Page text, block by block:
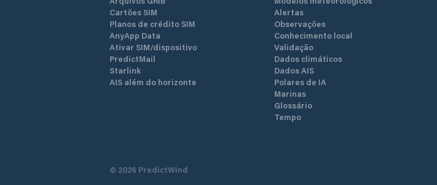
Cartões SIM
Planos de crédito SIM
AnyApp Data
Ativar SIM/dispositivo
PredictMail
Starlink
AIS além do horizonte
Alertas
Observações
Conhecimento local
Validação
Dados climáticos
Dados AIS
Polares de IA
Marinas
Glossário
Tempo
© 2026 PredictWind